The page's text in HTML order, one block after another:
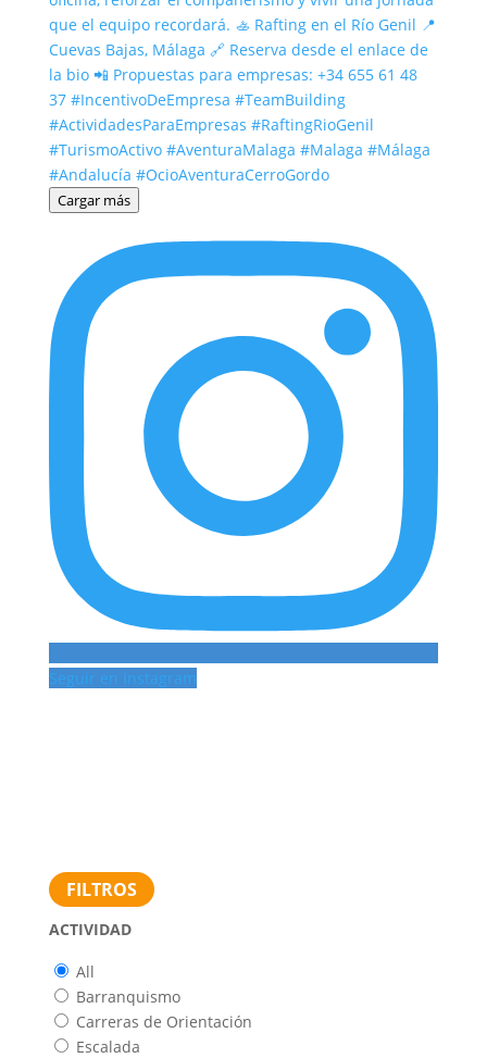
Cargar más
Seguir en Instagram
FILTROS
ACTIVIDAD
All
Barranquismo
Carreras de Orientación
Escalada